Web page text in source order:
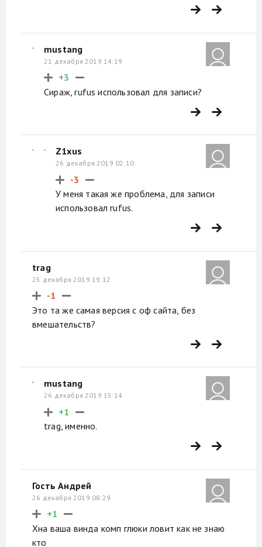
mustang
21 декабря 2019 14:19
+3
Сираж, rufus использовал для записи?
Z1xus
26 декабря 2019 02:10
-3
У меня такая же проблема, для записи
использовал rufus.
trag
25 декабря 2019 19:12
-1
Это та же самая версия с оф сайта, без
вмешательств?
mustang
26 декабря 2019 15:14
+1
trag, именно.
Гость Андрей
26 декабря 2019 08:29
+1
Хна ваша винда комп глюки ловит как не знаю
кто